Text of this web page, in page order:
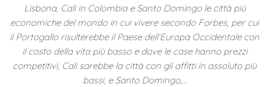
Lisbona, Cali in Colombia e Santo Domingo le città più
economiche del mondo in cui vivere secondo Forbes, per cui
il Portogallo risulterebbe il Paese dell’Europa Occidentale con
il costo della vita più basso e dove le case hanno prezzi
competitivi, Cali sarebbe la città con gli affitti in assoluto più
bassi, e Santo Domingo,…